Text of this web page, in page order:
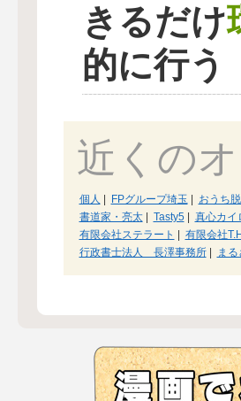
きるだけ
的に行う
近くの
個人 FPグループ埼玉 おうち
書道家・亮太| Tasty5| 真心カイ
有限会社ステラート
有限会社
行政書士法人 長澤事務所| ま